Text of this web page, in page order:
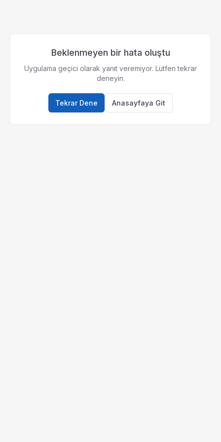
Beklenmeyen bir hata oluştu
Uygulama geçici olarak yanıt veremiyor. Lütfen tekrar
deneyin.
Tekrar Dene Anasayfaya Git